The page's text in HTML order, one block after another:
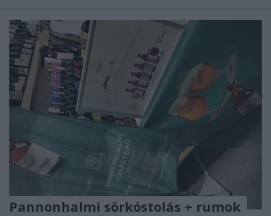
Pannonhalmi sörkóstolás + rumok